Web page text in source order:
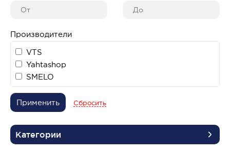
Производители
VTS
Yahtashop
SMELO
Применить Сбросить
Категории